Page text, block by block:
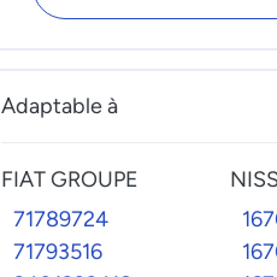
Adaptable à
FIAT GROUPE
71789724
71793516